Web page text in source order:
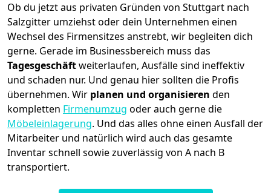
Ob du jetzt aus privaten Gründen von Stuttgart nach
Salzgitter umziehst oder dein Unternehmen einen
Wechsel des Firmensitzes anstrebt, wir begleiten dich
gerne. Gerade im Businessbereich muss das
Tagesgeschäftweiterlaufen, Ausfälle sind ineffektiv
und schaden nur. Und genau hier sollten die Profis
übernehmen. Wir planen und organisieren den
kompletten Firmenumzug oder auch gerne die
Möbeleinlagerung. Und das alles ohne einen Ausfall der
Mitarbeiter und natürlich wird auch das gesamte
Inventar schnell sowie zuverlässig von A nach B
transportiert.